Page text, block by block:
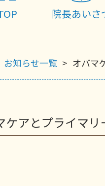
院長あいさ
お知らせ一覧 オバマ
ケアとプライマリ